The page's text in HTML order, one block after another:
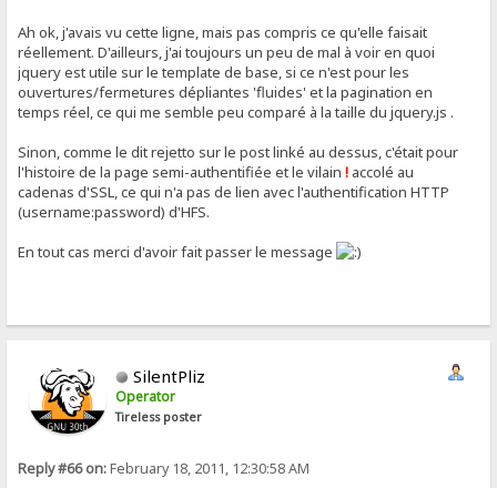
Ah ok, j'avais vu cette ligne, mais pas compris ce qu'elle faisait
réellement. D'ailleurs, j'ai toujours un peu de mal à voir en quoi
jquery est utile sur le template de base, si ce n'est pour les
ouvertures/fermetures dépliantes 'fluides' et la pagination en
temps réel, ce qui me semble peu comparé à la taille du jquery.js .
Sinon, comme le dit rejetto sur le post linké au dessus, c'était pour
l'histoire de la page semi-authentifiée et le vilain! accolé au
cadenas d'SSL, ce qui n'a pas de lien avec l'authentification HTTP
(username:password) d'HFS.
En tout cas merci d'avoir fait passer le message
SilentPliz
Operator
Tireless poster
Reply #66 on:February 18, 2011, 12:30:58 AM